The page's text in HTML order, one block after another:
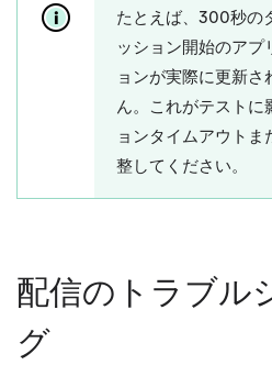
たとえば、300秒の
ッション開始のアプ
ョンが実際に更新
ん。これがテストに
ョンタイムアウト
整してください。
配信のトラブル
グ